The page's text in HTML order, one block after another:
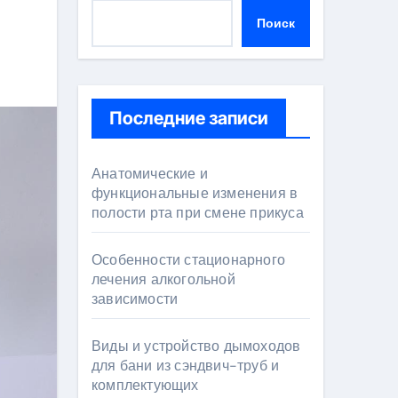
Поиск
Последние записи
Анатомические и
функциональные изменения в
полости рта при смене прикуса
Особенности стационарного
лечения алкогольной
зависимости
Виды и устройство дымоходов
для бани из сэндвич-труб и
комплектующих